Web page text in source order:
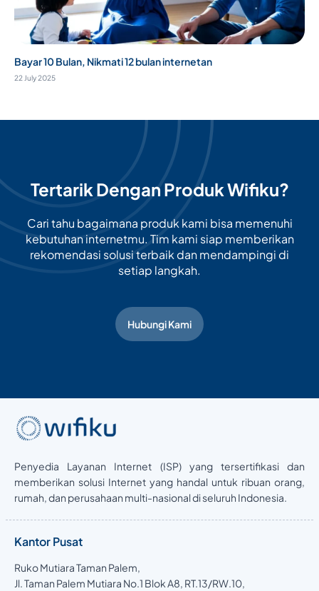
Bayar 10 Bulan, Nikmati 12 bulan internetan
22 July 2025
Tertarik Dengan Produk Wifiku?
Cari tahu bagaimana produk kami bisa memenuhi
kebutuhan internetmu. Tim kami siap memberikan
rekomendasi solusi terbaik dan mendampingi di
setiap langkah.
Hubungi Kami
Penyedia Layanan Internet (ISP) yang tersertifikasi dan
memberikan solusi Internet yang handal untuk ribuan orang,
rumah, dan perusahaan multi-nasional di seluruh Indonesia.
Kantor Pusat
Ruko Mutiara Taman Palem,
Jl. Taman Palem Mutiara No.1 Blok A8, RT.13/RW.10,